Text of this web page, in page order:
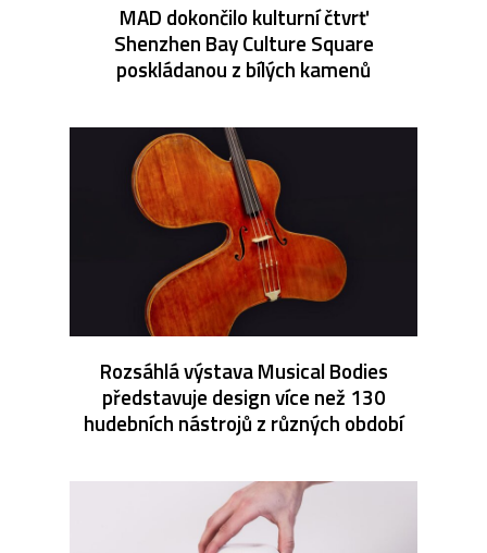
MAD dokončilo kulturní čtvrť
Shenzhen Bay Culture Square
poskládanou z bílých kamenů
Rozsáhlá výstava Musical Bodies
představuje design více než 130
hudebních nástrojů z různých období